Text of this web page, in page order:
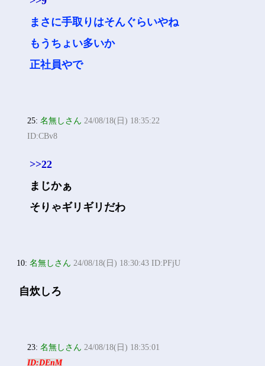
まさに手取りはそんぐらいやね
もうちょい多いか
正社員やで
25:名無しさん 24/08/18(日) 18:35:22
ID:CBv8
>>22
まじかぁ
そりゃギリギリだわ
10:名無しさん 24/08/18(日) 18:30:43 ID:PFjU
自炊しろ
23:名無しさん 24/08/18(日) 18:35:01
ID:DEnM